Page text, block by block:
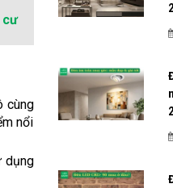
cư
cùng
nổi
dụng